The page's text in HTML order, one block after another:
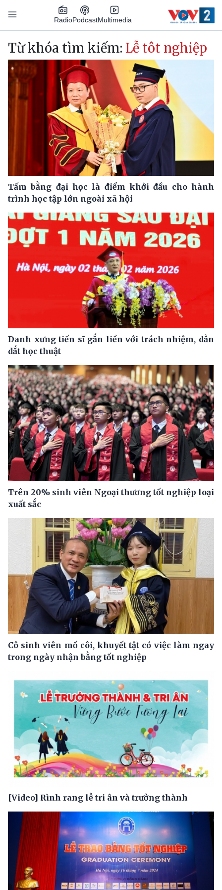
Nhảy đến nội dung
RadioPodcastMultimedia
Main navigation
Từ khóa tìm kiếm: Lễ tôt nghiệp
Tấm bằng đại học là điểm khởi đầu cho hành
trình học tập lớn ngoài xã hội
Danh xưng tiến sĩ gắn liền với trách nhiệm, dẫn
dắt học thuật
Trên 20% sinh viên Ngoại thương tốt nghiệp loại
xuất sắc
Cô sinh viên mồ côi, khuyết tật có việc làm ngay
trong ngày nhận bằng tốt nghiệp
[Video] Rình rang lễ tri ân và trưởng thành